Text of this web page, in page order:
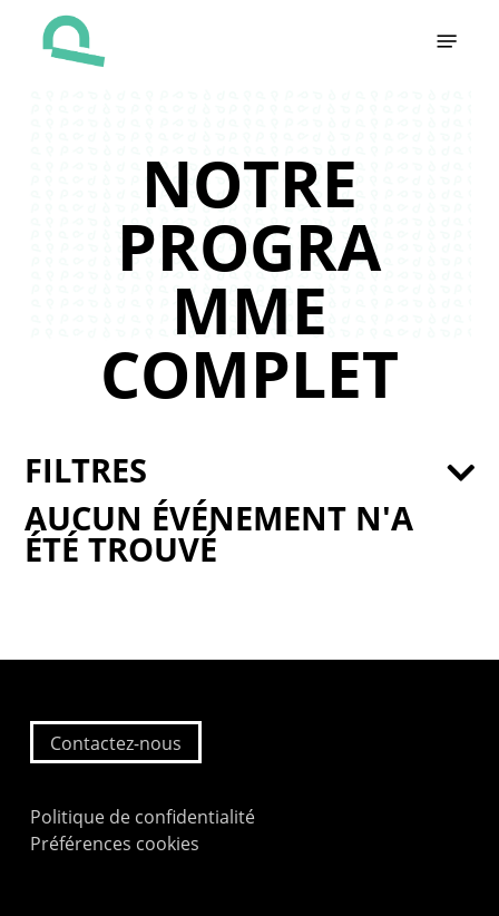
NOTRE
PROGRA
MME
COMPLET
AUCUN ÉVÉNEMENT N'A
ÉTÉ TROUVÉ
FILTRES
Contactez-nous
Politique de confidentialité
Préférences cookies